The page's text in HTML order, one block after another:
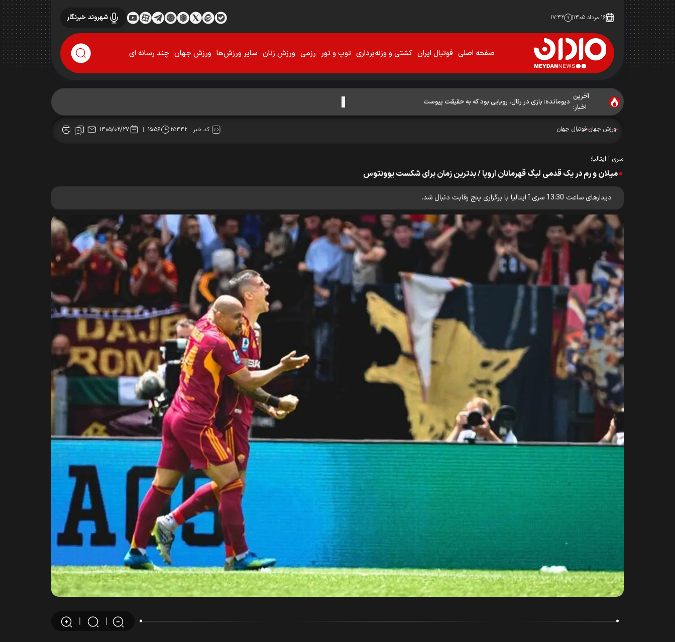
۱۶ مرداد ۱۴۰۵ ۱۷:۴۲ شهروند خبرنگار
صفحه اصلی فوتبال ایران کشتی و وزنه‌برداری توپ و تور رزمی ورزش زنان سایر ورزش‌ها ورزش جهان چند رسانه ای
آخرین
اخبار:
دیومانده: بازی در رئال، رویایی بود که به حقیقت پیوست
ورزش جهان فوتبال جهان کد خبر :۲۵۴۴۲ ۱۵:۵۶ ۱۴۰۵/۰۲/۲۷
سری آ ایتالیا؛
میلان و رم در یک قدمی لیگ قهرمانان اروپا / بدترین زمان برای شکست یوونتوس
دیدارهای ساعت 13:30 سری آ ایتالیا با برگزاری پنج رقابت دنبال شد.